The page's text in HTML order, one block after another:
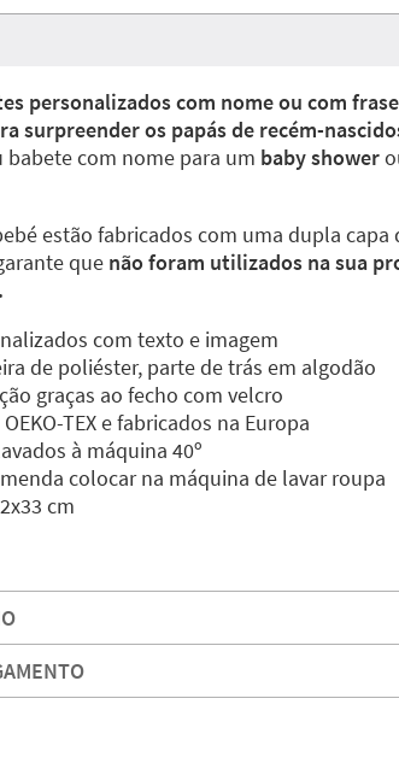
personalizados com nome ou com
surpreender os papás de recém-
babete com nome para um baby shower
estão fabricados com uma dupla
que não foram utilizados na sua
com texto e imagem
de poliéster, parte de trás em algodão
graças ao fecho com velcro
TEX e fabricados na Europa
à máquina 40º
colocar na máquina de lavar roupa
cm